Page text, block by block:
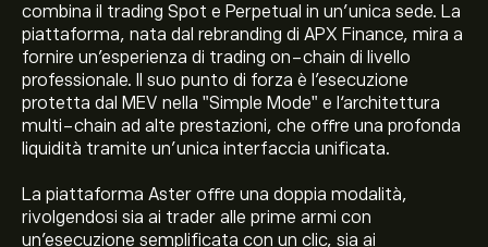
combina il trading Spot e Perpetual in un'unica sede. La
piattaforma, nata dal rebranding di APX Finance, mira a
fornire un’esperienza di trading on-chain di livello
professionale. Il suo punto di forza è l'esecuzione
protetta dal MEV nella "Simple Mode" e l‘architettura
multi-chain ad alte prestazioni, che offre una profonda
liquidità tramite un'unica interfaccia unificata.
La piattaforma Aster offre una doppia modalità,
rivolgendosi sia ai trader alle prime armi con
un'esecuzione semplificata con un clic, sia ai